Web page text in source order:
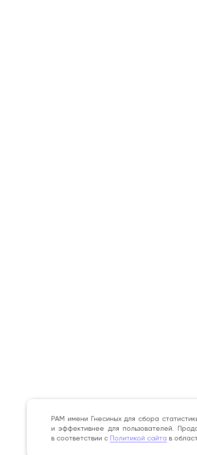
РАМ имени Гнесиных для сбора
и эффективнее для пользователей.
в соответствии с Политикой сайта в